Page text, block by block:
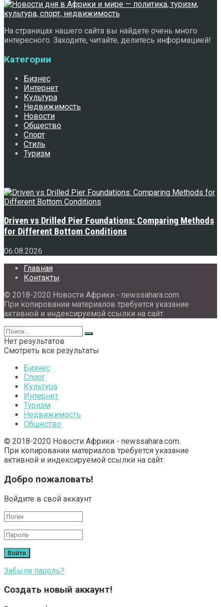
На страницах нашего сайта вы найдете очень много
интересного. Заходите, читайте, делитесь информацией!
Категории
Бизнес
Интернет
Культура
Недвижимость
Новости
Общество
Спорт
Стиль
Туризм
Driven vs Drilled Pier Foundations: Comparing Methods
for Different Bottom Conditions
06.08.2026
Главная
Контакты
© 2018-2020 Новости Африки - newssahara.com.
При копировании материалов требуется указание
активной и индексируемой ссылки на сайт.
Нет результатов
Смотреть все результаты
Бизнес
Спорт
Культура
Интернет
Туризм
Недвижимость
Общество
© 2018-2020 Новости Африки - newssahara.com.
При копировании материалов требуется указание
активной и индексируемой ссылки на сайт.
Добро пожаловать!
Войдите в свой аккаунт
Забыли пароль?
Создать новый аккаунт!